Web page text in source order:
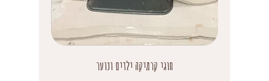
חוגי קרמיקה ילדים ונוער